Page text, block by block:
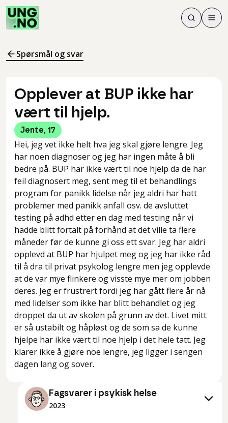
Søk
Søk
Meny
Spørsmål og svar
Opplever at BUP ikke har
vært til hjelp.
Jente, 17
Hei, jeg vet ikke helt hva jeg skal gjøre lengre. Jeg
har noen diagnoser og jeg har ingen måte å bli
bedre på. BUP har ikke vært til noe hjelp da de har
feil diagnosert meg, sent meg til et behandlings
program for panikk lidelse når jeg aldri har hatt
problemer med panikk anfall osv. de avsluttet
testing på adhd etter en dag med testing når vi
hadde blitt fortalt på forhånd at det ville ta flere
måneder før de kunne gi oss ett svar. Jeg har aldri
opplevd at BUP har hjulpet meg og jeg har ikke råd
til å dra til privat psykolog lengre men jeg opplevde
at de var mye flinkere og visste mye mer om jobben
deres. Jeg er frustrert fordi jeg har gått flere år nå
med lidelser som ikke har blitt behandlet og jeg
droppet da ut av skolen på grunn av det. Livet mitt
er så ustabilt og håpløst og de som sa de kunne
hjelpe har ikke vært til noe hjelp i det hele tatt. Jeg
klarer ikke å gjøre noe lengre, jeg ligger i sengen
dagen lang og sover.
Fagsvarer i psykisk helse
2023